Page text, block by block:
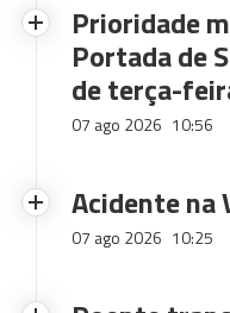
Prioridade
Portada de
de terça-
07 ago 2026 10:56
Acidente na
07 ago 2026 10:25